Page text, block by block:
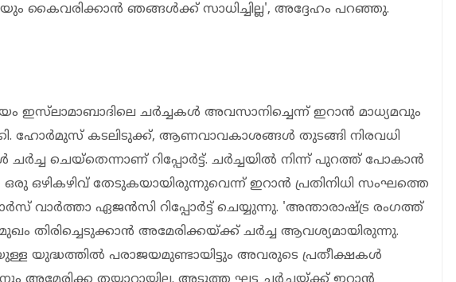
കൈവരിക്കാന്‍ ഞങ്ങള്‍ക്ക് സാധിച്ചില്ല', അദ്ദേഹം പറഞ്ഞു.
ഇസ്‌ലാമാബാദിലെ ചര്‍ച്ചകള്‍ അവസാനിച്ചെന്ന് ഇറാന്‍ മാധ്യമവും
ഹോര്‍മുസ് കടലിടുക്ക്, ആണവാവകാശങ്ങള്‍ തുടങ്ങി നിരവധി
ചെയ്‌തെന്നാണ് റിപ്പോര്‍ട്ട്. ചര്‍ച്ചയില്‍ നിന്ന് പുറത്ത് പോകാന്‍
ഒരു ഒഴികഴിവ് തേടുകയായിരുന്നുവെന്ന് ഇറാന്‍ പ്രതിനിധി സംഘത്തെ
വാര്‍ത്താ ഏജന്‍സി റിപ്പോര്‍ട്ട് ചെയ്യുന്നു. 'അന്താരാഷ്ട്ര രംഗത്ത്
മുഖം തിരിച്ചെടുക്കാന്‍ അമേരിക്കയ്ക്ക് ചര്‍ച്ച ആവശ്യമായിരുന്നു.
യുദ്ധത്തില്‍ പരാജയമുണ്ടായിട്ടും അവരുടെ പ്രതീക്ഷകള്‍